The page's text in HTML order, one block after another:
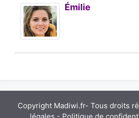
Émilie
Copyright Madiwi.fr- Tous droits